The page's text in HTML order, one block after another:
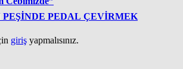
PEDAL ÇEVİRMEK
giriş yapmalısınız.